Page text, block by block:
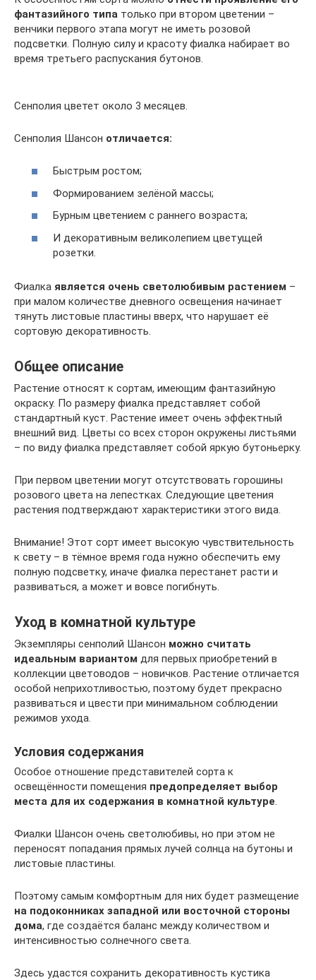
фантазийного типа только при втором цветении –
венчики первого этапа могут не иметь розовой
подсветки. Полную силу и красоту фиалка набирает во
время третьего распускания бутонов.
Сенполия цветет около 3 месяцев.
Сенполия Шансон отличается:
Быстрым ростом;
Формированием зелёной массы;
Бурным цветением с раннего возраста;
И декоративным великолепием цветущей
розетки.
Фиалка является очень светолюбивым растением –
при малом количестве дневного освещения начинает
тянуть листовые пластины вверх, что нарушает её
сортовую декоративность.
Общее описание
Растение относят к сортам, имеющим фантазийную
окраску. По размеру фиалка представляет собой
стандартный куст. Растение имеет очень эффектный
внешний вид. Цветы со всех сторон окружены листьями
– по виду фиалка представляет собой яркую бутоньерку.
При первом цветении могут отсутствовать горошины
розового цвета на лепестках. Следующие цветения
растения подтверждают характеристики этого вида.
Внимание! Этот сорт имеет высокую чувствительность
к свету – в тёмное время года нужно обеспечить ему
полную подсветку, иначе фиалка перестанет расти и
развиваться, а может и вовсе погибнуть.
Уход в комнатной культуре
Экземпляры сенполий Шансон можно считать
идеальным вариантом для первых приобретений в
коллекции цветоводов – новичков. Растение отличается
особой неприхотливостью, поэтому будет прекрасно
развиваться и цвести при минимальном соблюдении
режимов ухода.
Условия содержания
Особое отношение представителей сорта к
освещённости помещения предопределяет выбор
места для их содержания в комнатной культуре
Фиалки Шансон очень светолюбивы, но при этом не
переносят попадания прямых лучей солнца на бутоны и
листовые пластины.
Поэтому самым комфортным для них будет размещение
на подоконниках западной или восточной стороны
дома, где создаётся баланс между количеством и
интенсивностью солнечного света.
Здесь удастся сохранить декоративность кустика